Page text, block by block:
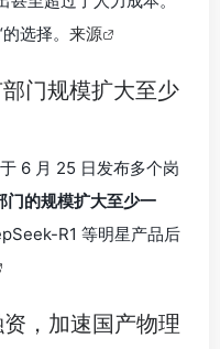
的选择。 来源
门规模扩大至少
于 6 月 25 日发布多个岗
门的规模扩大至少一
R1 等明星产品后
，加速国产物理